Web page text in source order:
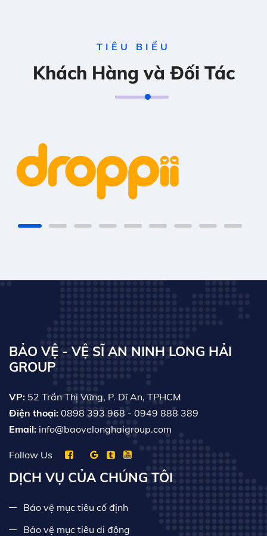
TIÊU BIỂU
Khách Hàng và Đối Tác
BẢO VỆ - VỆ SĨ AN NINH LONG HẢI
GROUP
VP: 52 Trần Thị Vững, P. Dĩ An, TPHCM
Điện thoại: 0898 393 968 - 0949 888 389
Email: info@baovelonghaigroup.com
Follow Us
DỊCH VỤ CỦA CHÚNG TÔI
Bảo vệ mục tiêu cố định
Bảo vệ mục tiêu di động